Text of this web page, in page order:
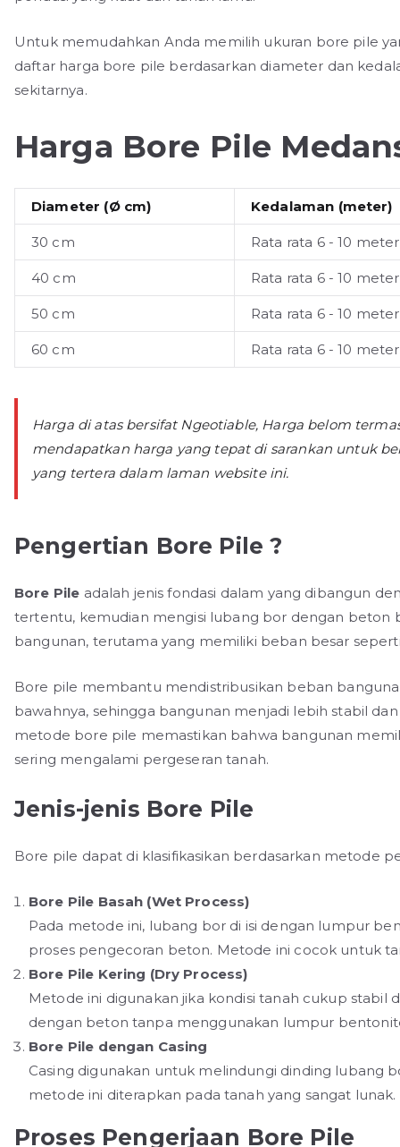
Untuk memudahkan Anda memilih ukuran bore pile
daftar harga bore pile berdasarkan diameter dan
sekitarnya.
Harga Bore Pile
Diameter (Ø cm) Kedalaman (meter)
30 cm Rata rata 6 - 10 meter
40 cm Rata rata 6 - 10 meter
50 cm Rata rata 6 - 10 meter
60 cm Rata rata 6 - 10 meter
Harga di atas bersifat Ngeotiable, Harga belom
mendapatkan harga yang tepat di sarankan untuk
yang tertera dalam laman website ini.
Pengertian Bore Pile ?
Bore Pile adalah jenis fondasi dalam yang dibangun
tertentu, kemudian mengisi lubang bor dengan beton
bangunan, terutama yang memiliki beban besar
Bore pile membantu mendistribusikan beban
bawahnya, sehingga bangunan menjadi lebih stabil
metode bore pile memastikan bahwa bangunan
sering mengalami pergeseran tanah.
Jenis-jenis Bore Pile
Bore pile dapat di klasifikasikan berdasarkan metode
Bore Pile Basah (Wet Process)
Pada metode ini, lubang bor di isi dengan lumpur
proses pengecoran beton. Metode ini cocok untuk
Bore Pile Kering (Dry Process)
Metode ini digunakan jika kondisi tanah cukup stabil
dengan beton tanpa menggunakan lumpur
Bore Pile dengan Casing
Casing digunakan untuk melindungi dinding lubang
metode ini diterapkan pada tanah yang sangat lunak.
Proses Pengerjaan Bore Pile